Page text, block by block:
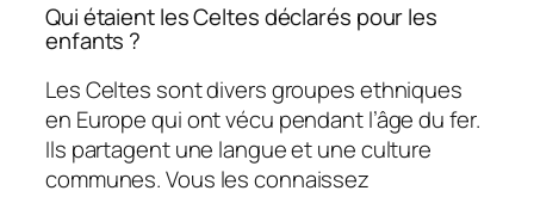
Qui étaient les Celtes déclarés pour les
enfants ?
Les Celtes sont divers groupes ethniques
en Europe qui ont vécu pendant l’âge du fer.
Ils partagent une langue et une culture
communes. Vous les connaissez